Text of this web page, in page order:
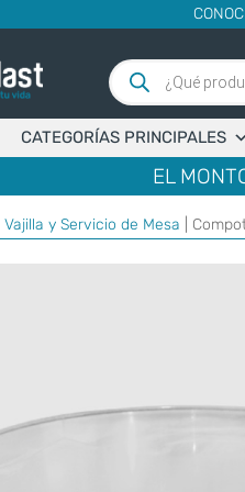
Búsqueda
de
productos
CATEGORÍAS PRINCIPALES
EL
|Vajilla y Servicio de Mesa |